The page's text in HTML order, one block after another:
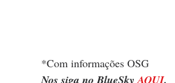
*Com informações OSG
Nos siga no BlueSky AQUI.